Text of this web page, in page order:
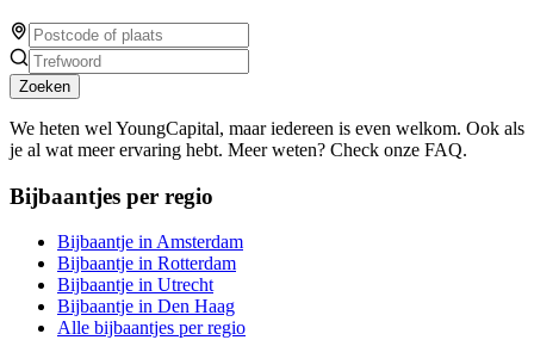
Zoeken
We heten wel YoungCapital, maar iedereen is even welkom. Ook als
je al wat meer ervaring hebt. Meer weten? Check onze FAQ.
Bijbaantjes per regio
Bijbaantje in Amsterdam
Bijbaantje in Rotterdam
Bijbaantje in Utrecht
Bijbaantje in Den Haag
Alle bijbaantjes per regio